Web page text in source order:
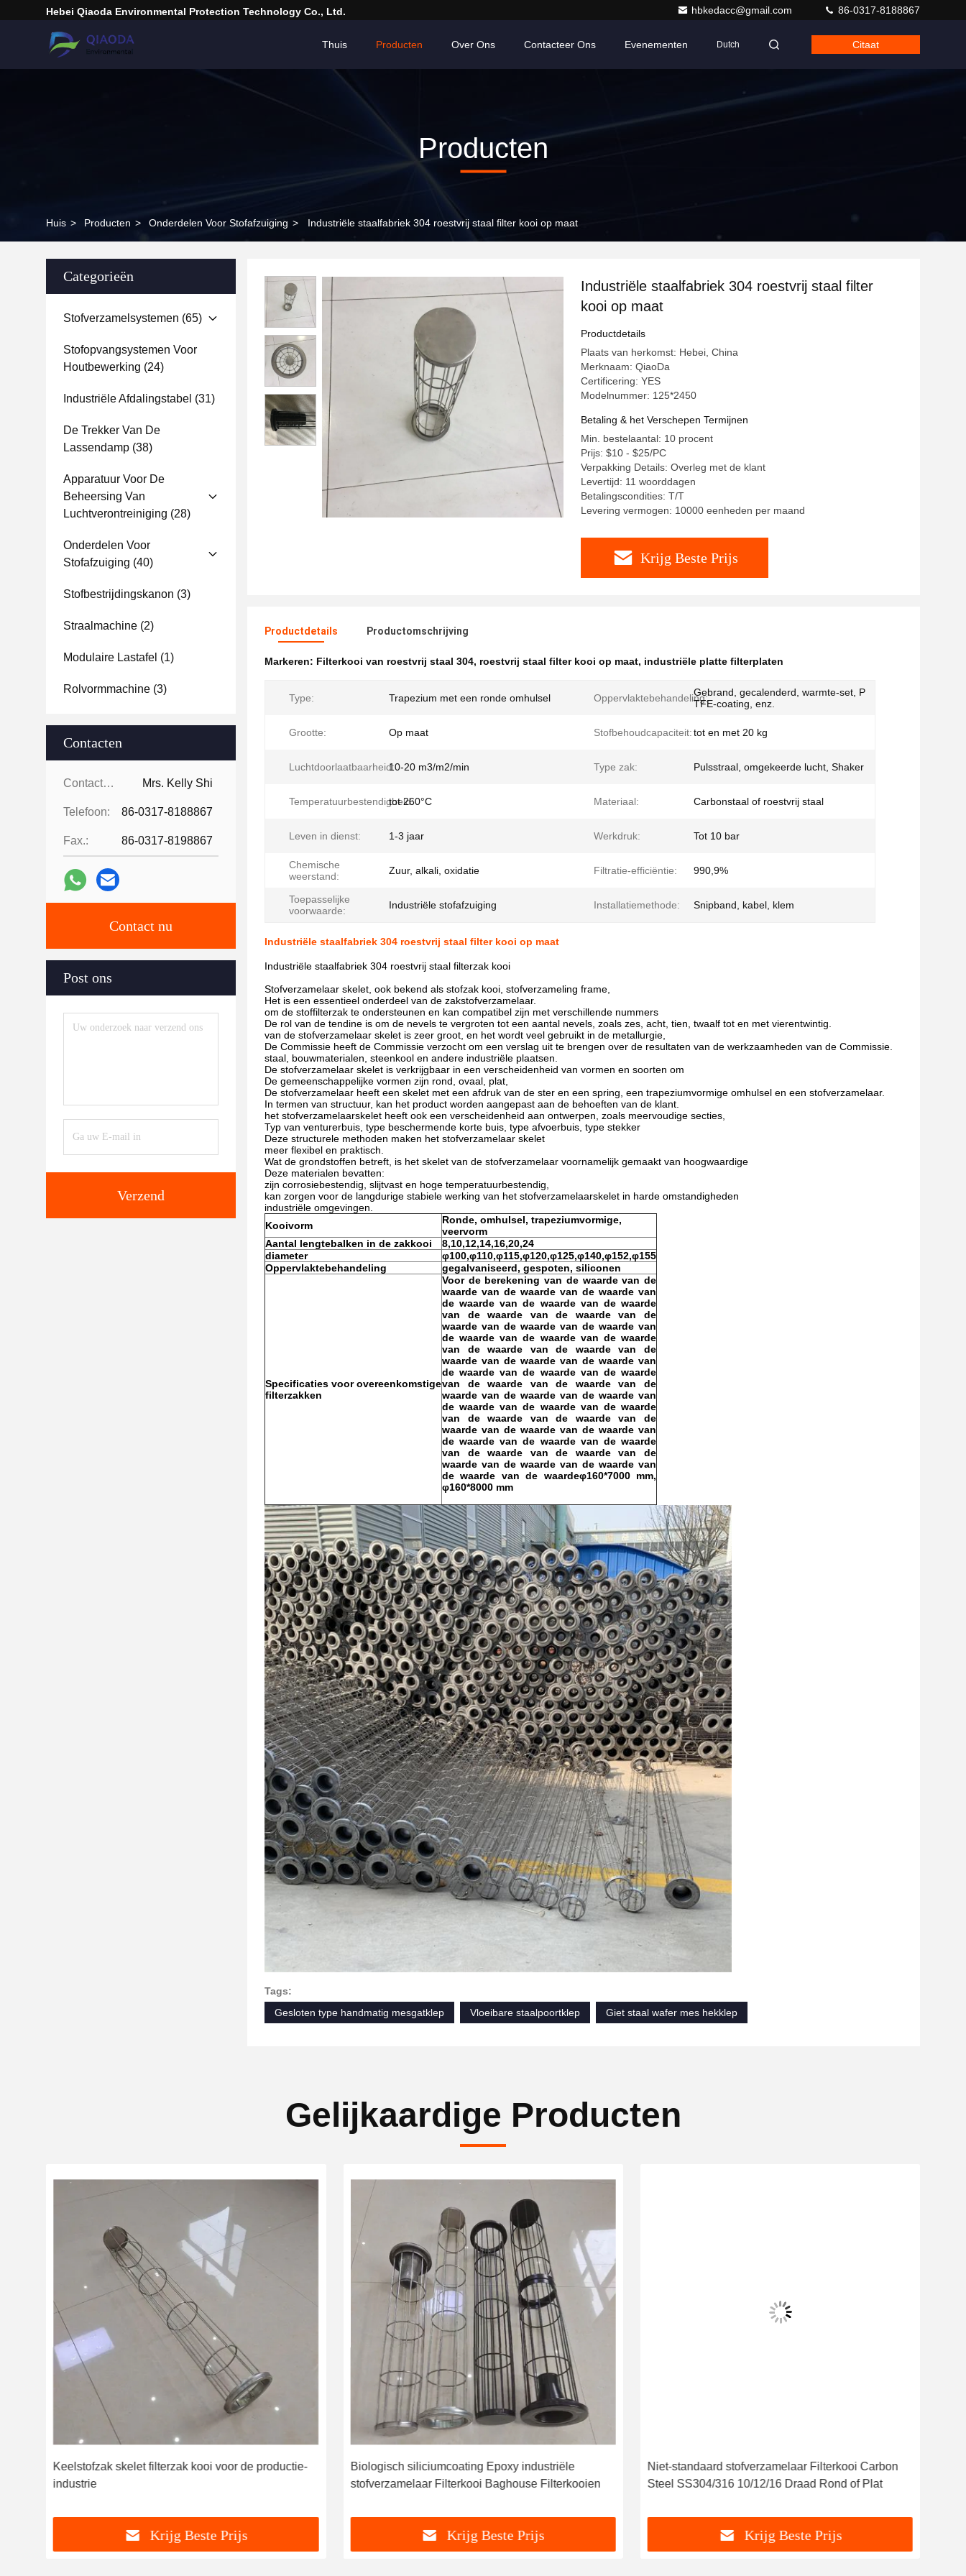
Hebei Qiaoda Environmental Protection Technology Co., Ltd. hbkedacc@gmail.com 86-0317-8188867
Thuis Producten Over Ons Contacteer Ons Evenementen Dutch Citaat
Producten
Huis > Producten > Onderdelen Voor Stofafzuiging > Industriële staalfabriek 304 roestvrij staal filter kooi op maat
Categorieën
Stofverzamelsystemen (65)
Stofopvangsystemen Voor
Houtbewerking (24)
Industriële Afdalingstabel (31)
De Trekker Van De
Lassendamp (38)
Apparatuur Voor De
Beheersing Van
Luchtverontreiniging (28)
Onderdelen Voor
Stofafzuiging (40)
Stofbestrijdingskanon (3)
Straalmachine (2)
Modulaire Lastafel (1)
Rolvormmachine (3)
Contacten
Contacten: Mrs. Kelly Shi
Telefoon: 86-0317-8188867
Fax.: 86-0317-8198867
Contact nu
Post ons
Verzend
Industriële staalfabriek 304 roestvrij staal filter
kooi op maat
Productdetails
Plaats van herkomst: Hebei, China
Merknaam: QiaoDa
Certificering: YES
Modelnummer: 125*2450
Betaling & het Verschepen Termijnen
Min. bestelaantal: 10 procent
Prijs: $10 - $25/PC
Verpakking Details: Overleg met de klant
Levertijd: 11 woorddagen
Betalingscondities: T/T
Levering vermogen: 10000 eenheden per maand
Krijg Beste Prijs
Productdetails Productomschrijving
Markeren: Filterkooi van roestvrij staal 304, roestvrij staal filter kooi op maat, industriële platte filterplaten
Type: Trapezium met een ronde omhulsel Oppervlaktebehandeling:Gebrand, gecalenderd, warmte-set, P
TFE-coating, enz.
Grootte: Op maat Stofbehoudcapaciteit:tot en met 20 kg
Luchtdoorlaatbaarheid:10-20 m3/m2/min Type zak: Pulsstraal, omgekeerde lucht, Shaker
Temperatuurbestendigheid:
tot 260°C Materiaal: Carbonstaal of roestvrij staal
Leven in dienst: 1-3 jaar Werkdruk: Tot 10 bar
Chemische
weerstand:
Zuur, alkali, oxidatie Filtratie-efficiëntie: 990,9%
Toepasselijke
voorwaarde:
Industriële stofafzuiging Installatiemethode: Snipband, kabel, klem
Industriële staalfabriek 304 roestvrij staal filter kooi op maat
Industriële staalfabriek 304 roestvrij staal filterzak kooi
Stofverzamelaar skelet, ook bekend als stofzak kooi, stofverzameling frame,
Het is een essentieel onderdeel van de zakstofverzamelaar.
om de stoffilterzak te ondersteunen en kan compatibel zijn met verschillende nummers
De rol van de tendine is om de nevels te vergroten tot een aantal nevels, zoals zes, acht, tien, twaalf tot en met vierentwintig.
van de stofverzamelaar skelet is zeer groot, en het wordt veel gebruikt in de metallurgie,
De Commissie heeft de Commissie verzocht om een verslag uit te brengen over de resultaten van de werkzaamheden van de Commissie.
staal, bouwmaterialen, steenkool en andere industriële plaatsen.
De stofverzamelaar skelet is verkrijgbaar in een verscheidenheid van vormen en soorten om
De gemeenschappelijke vormen zijn rond, ovaal, plat,
De stofverzamelaar heeft een skelet met een afdruk van de ster en een spring, een trapeziumvormige omhulsel en een stofverzamelaar.
In termen van structuur, kan het product worden aangepast aan de behoeften van de klant.
het stofverzamelaarskelet heeft ook een verscheidenheid aan ontwerpen, zoals meervoudige secties,
Typ van venturerbuis, type beschermende korte buis, type afvoerbuis, type stekker
Deze structurele methoden maken het stofverzamelaar skelet
meer flexibel en praktisch.
Wat de grondstoffen betreft, is het skelet van de stofverzamelaar voornamelijk gemaakt van hoogwaardige
Deze materialen bevatten:
zijn corrosiebestendig, slijtvast en hoge temperatuurbestendig,
kan zorgen voor de langdurige stabiele werking van het stofverzamelaarskelet in harde omstandigheden
industriële omgevingen.
Kooivorm
Ronde, omhulsel, trapeziumvormige,
veervorm
Aantal lengtebalken in de zakkooi
8,10,12,14,16,20,24
diameter
φ100,φ110,φ115,φ120,φ125,φ140,φ152,φ155
Oppervlaktebehandeling
gegalvaniseerd, gespoten, siliconen
Specificaties voor overeenkomstige
filterzakken
Voor de berekening van de waarde van de
waarde van de waarde van de waarde van
de waarde van de waarde van de waarde
van de waarde van de waarde van de
waarde van de waarde van de waarde van
de waarde van de waarde van de waarde
van de waarde van de waarde van de
waarde van de waarde van de waarde van
de waarde van de waarde van de waarde
van de waarde van de waarde van de
waarde van de waarde van de waarde van
de waarde van de waarde van de waarde
van de waarde van de waarde van de
waarde van de waarde van de waarde van
de waarde van de waarde van de waarde
van de waarde van de waarde van de
waarde van de waarde van de waarde van
de waarde van de waardeφ160*7000 mm,
φ160*8000 mm
Tags:
Gesloten type handmatig mesgatklep
Vloeibare staalpoortklep Giet staal wafer mes hekklep
Gelijkaardige Producten
Keelstofzak skelet filterzak kooi voor de productie-
industrie
Krijg Beste Prijs
Biologisch siliciumcoating Epoxy industriële
stofverzamelaar Filterkooi Baghouse Filterkooien
Krijg Beste Prijs
Niet-standaard stofverzamelaar Filterkooi Carbon
Steel SS304/316 10/12/16 Draad Rond of Plat
Krijg Beste Prijs